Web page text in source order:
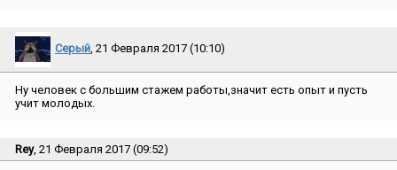
Серый, 21 Февраля 2017 (10:10)
Ну человек с большим стажем работы,значит есть опыт и пусть
учит молодых.
Rey, 21 Февраля 2017 (09:52)